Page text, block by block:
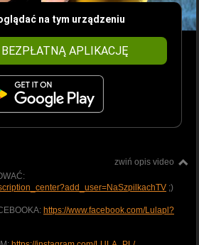
na tym urządzeniu
APLIKACJĘ
zwiń opis video
;)
https://www.facebook.com/Lulapl?